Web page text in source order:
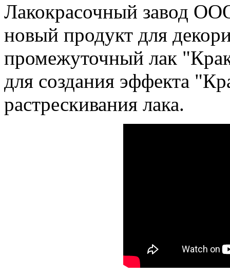
Лакокрасочный завод
новый продукт для
промежуточный лак
для создания эффекта
растрескивания лака.